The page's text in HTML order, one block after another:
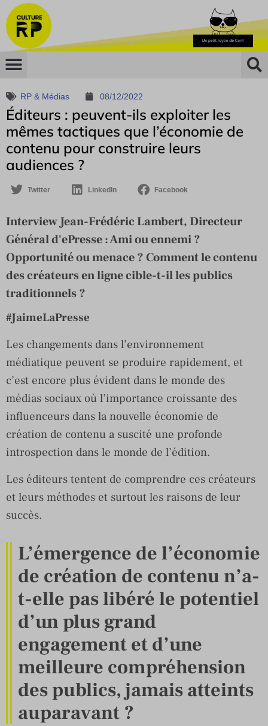
RP & Médias 08/12/2022
Éditeurs : peuvent-ils exploiter les
mêmes tactiques que l’économie de
contenu pour construire leurs
audiences ?
Twitter LinkedIn Facebook
Interview Jean-Frédéric Lambert, Directeur
Général d'ePresse : Ami ou ennemi ?
Opportunité ou menace ? Comment le contenu
des créateurs en ligne cible-t-il les publics
traditionnels ?
#JaimeLaPresse
Les changements dans l’environnement
médiatique peuvent se produire rapidement, et
c’est encore plus évident dans le monde des
médias sociaux où l’importance croissante des
influenceurs dans la nouvelle économie de
création de contenu a suscité une profonde
introspection dans le monde de l’édition.
Les éditeurs tentent de comprendre ces créateurs
et leurs méthodes et surtout les raisons de leur
succès.
L’émergence de l’économie
de création de contenu n’a-
t-elle pas libéré le potentiel
d’un plus grand
engagement et d’une
meilleure compréhension
des publics, jamais atteints
auparavant ?